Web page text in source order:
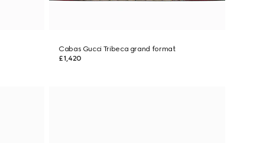
Cabas Gucci Tribeca grand format
£1,420